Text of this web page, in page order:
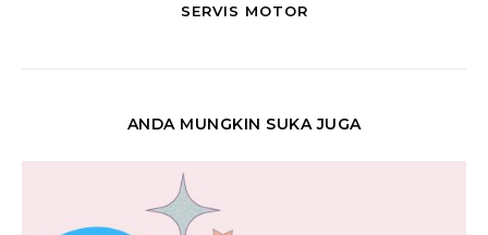
SERVIS MOTOR
ANDA MUNGKIN SUKA JUGA